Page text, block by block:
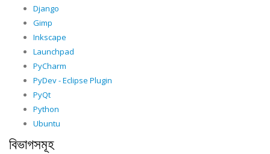
Django
Gimp
Inkscape
Launchpad
PyCharm
PyDev - Eclipse Plugin
PyQt
Python
Ubuntu
বিভাগসমূহ